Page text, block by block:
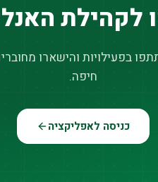
לקהילת
בפעילויות והישארו
חיפה.
כניסה לאפליקציה